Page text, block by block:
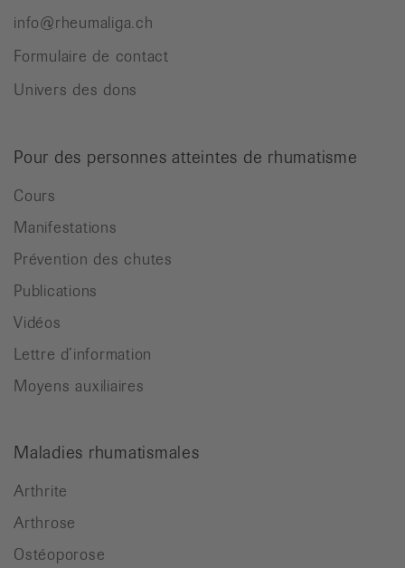
info@rheumaliga.ch
Formulaire de contact
Univers des dons
Pour des personnes atteintes de rhumatisme
Cours
Manifestations
Prévention des chutes
Publications
Vidéos
Lettre d’information
Moyens auxiliaires
Maladies rhumatismales
Arthrite
Arthrose
Ostéoporose